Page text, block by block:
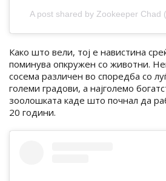
A post shared by Zookeeper Chad
Како што вели, тој е навистина
поминува опкружен со животни.
сосема различен во споредба со
големи градови, а најголемо
зоолошката каде што почнал да
20 години.